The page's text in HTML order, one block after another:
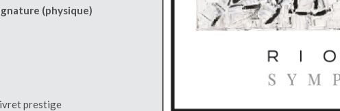
(physique)
prestige